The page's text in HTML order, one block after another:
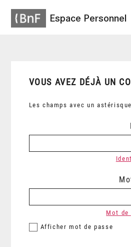
Espace Personnel
VOUS AVEZ DÉJÀ UN
Les champs avec un
Afficher mot de passe
Mot de